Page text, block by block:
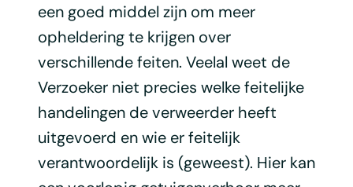
een goed middel zijn om meer
opheldering te krijgen over
verschillende feiten. Veelal weet de
Verzoeker niet precies welke feitelijke
handelingen de verweerder heeft
uitgevoerd en wie er feitelijk
verantwoordelijk is (geweest). Hier kan